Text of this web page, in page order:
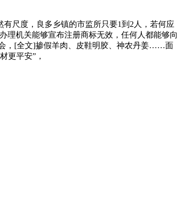
尺度，良多乡镇的市监所只要1到2人，若何应
理机关能够宣布注册商标无效，任何人都能够向
，[全文]掺假羊肉、皮鞋明胶、神农丹姜……面
更平安”，